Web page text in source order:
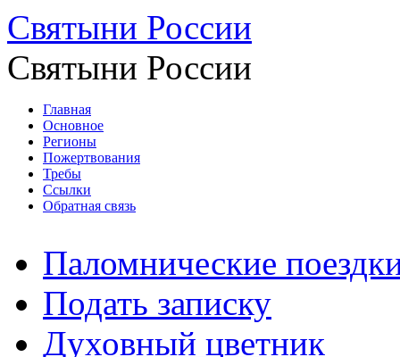
Святыни России
Святыни России
Главная
Основное
Регионы
Пожертвования
Требы
Ссылки
Обратная связь
Паломнические
Подать записку
Духовный цветник